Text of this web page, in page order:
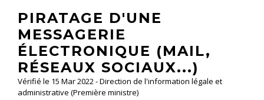
PIRATAGE D'UNE
MESSAGERIE
ÉLECTRONIQUE (MAIL,
RÉSEAUX SOCIAUX...)
Vérifié le 15 Mar 2022 - Direction de l'information légale et
administrative (Première ministre)